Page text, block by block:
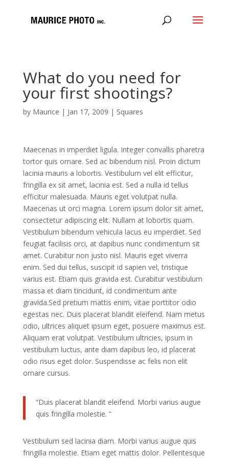
What do you need for
your first shootings?
by Maurice | Jan 17, 2009 | Squares
Maecenas in imperdiet ligula. Integer convallis pharetra
tortor quis ornare. Sed ac bibendum nisl. Proin dictum
lacinia mauris a lobortis. Vestibulum vel elit efficitur,
fringilla ex sit amet, lacinia est. Sed a nulla id tellus
efficitur malesuada. Mauris eget volutpat nulla.
Maecenas ut orci magna. Lorem ipsum dolor sit amet,
consectetur adipiscing elit. Nullam at lobortis quam.
Vestibulum bibendum vehicula lacus eu imperdiet. Sed
feugiat facilisis orci, at dapibus nunc condimentum sit
amet. Curabitur non justo nisl. Mauris eget viverra
enim. Sed dui tellus, suscipit id sapien vel, tristique
varius est. Etiam quis gravida est. Curabitur vestibulum
massa et diam tincidunt, id condimentum ante
gravida.Sed pretium mattis enim, vitae porttitor odio
egestas nec. Duis placerat blandit eleifend. Nam metus
odio, ultrices aliquet ipsum eget, posuere maximus est.
Aliquam erat volutpat. Vestibulum ultricies, ipsum in
vestibulum luctus, ante diam dapibus leo, id placerat
odio risus eget dolor. Suspendisse ac felis non elit
ornare cursus.
“Duis placerat blandit eleifend. Morbi varius augue
quis fringilla molestie. “
Vestibulum sed lacinia diam. Morbi varius augue quis
fringilla molestie. Etiam eget mattis dolor. Pellentesque